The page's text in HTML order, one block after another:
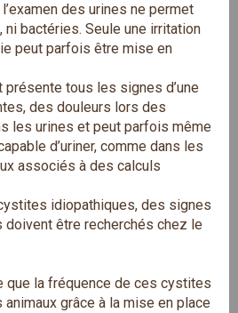
des urines ne permet
bactéries. Seule une irritation
peut parfois être mise en
présente tous les signes d’une
des douleurs lors des
les urines et peut parfois même
d’uriner, comme dans les
associés à des calculs
idiopathiques, des signes
doivent être recherchés chez le
que la fréquence de ces cystites
grâce à la mise en place